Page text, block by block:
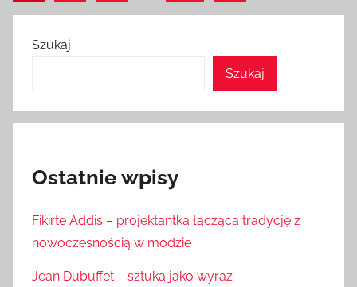
wpisów
Szukaj
Szukaj
Ostatnie wpisy
Fikirte Addis – projektantka łącząca tradycję z
nowoczesnością w modzie
Jean Dubuffet – sztuka jako wyraz